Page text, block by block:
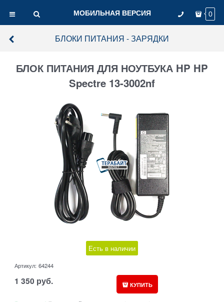
МОБИЛЬНАЯ ВЕРСИЯ 0
БЛОКИ ПИТАНИЯ - ЗАРЯДКИ
БЛОК ПИТАНИЯ ДЛЯ НОУТБУКА HP HP
Spectre 13-3002nf
Есть в наличии
Артикул: 64244
1 350 руб. КУПИТЬ